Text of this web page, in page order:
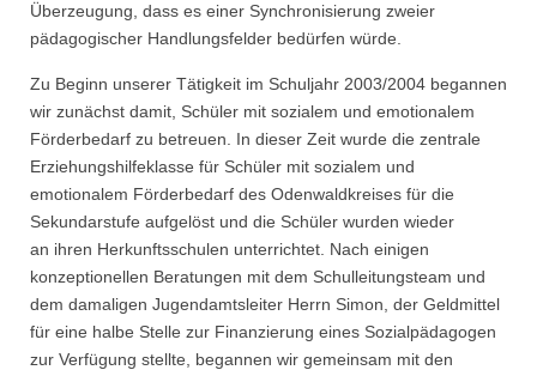
Überzeugung, dass es einer Synchronisierung zweier
pädagogischer Handlungsfelder bedürfen würde.
Zu Beginn unserer Tätigkeit im Schuljahr 2003/2004 begannen
wir zunächst damit, Schüler mit sozialem und emotionalem
Förderbedarf zu betreuen. In dieser Zeit wurde die zentrale
Erziehungshilfeklasse für Schüler mit sozialem und
emotionalem Förderbedarf des Odenwaldkreises für die
Sekundarstufe aufgelöst und die Schüler wurden wieder
an ihren Herkunftsschulen unterrichtet. Nach einigen
konzeptionellen Beratungen mit dem Schulleitungsteam und
dem damaligen Jugendamtsleiter Herrn Simon, der Geldmittel
für eine halbe Stelle zur Finanzierung eines Sozialpädagogen
zur Verfügung stellte, begannen wir gemeinsam mit den